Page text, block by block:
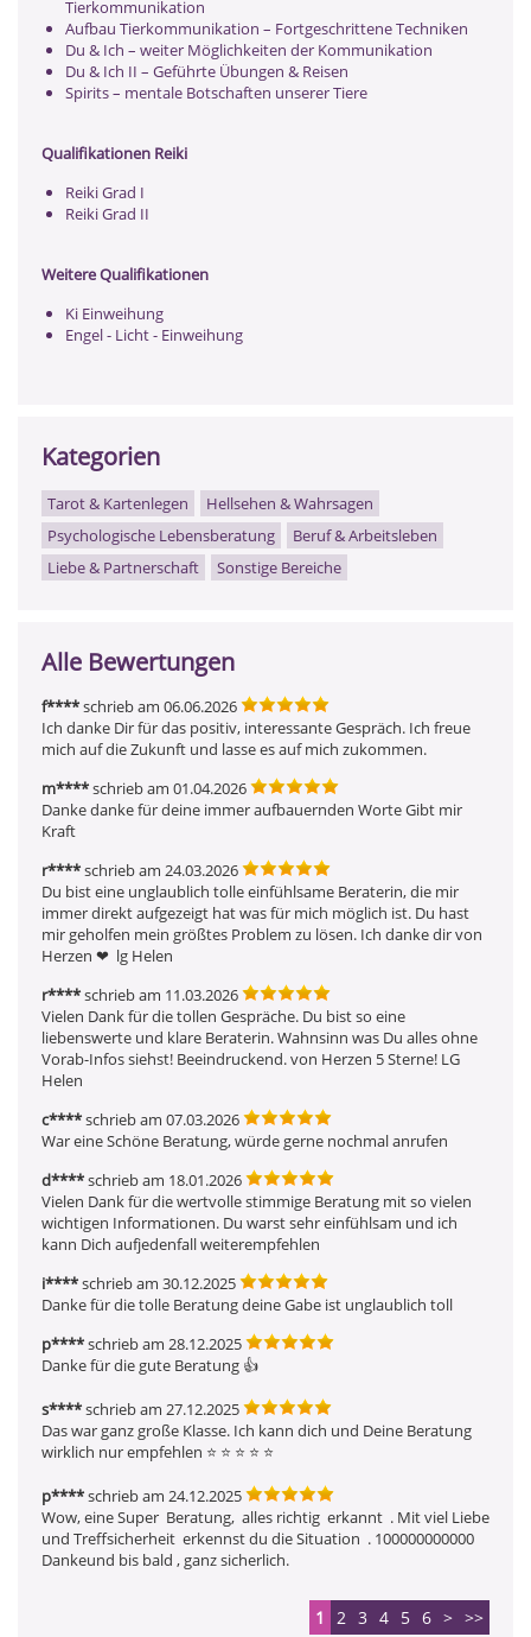
Tierkommunikation
Aufbau Tierkommunikation – Fortgeschrittene Techniken
Du & Ich – weiter Möglichkeiten der Kommunikation
Du & Ich II – Geführte Übungen & Reisen
Spirits – mentale Botschaften unserer Tiere
Qualifikationen Reiki
Reiki Grad I
Reiki Grad II
Weitere Qualifikationen
Ki Einweihung
Engel - Licht - Einweihung
Kategorien
Tarot & Kartenlegen
Hellsehen & Wahrsagen
Psychologische Lebensberatung
Beruf & Arbeitsleben
Liebe & Partnerschaft
Sonstige Bereiche
Alle Bewertungen
f****schrieb am 06.06.2026
Ich danke Dir für das positiv, interessante Gespräch. Ich freue
mich auf die Zukunft und lasse es auf mich zukommen.
m****schrieb am 01.04.2026
Danke danke für deine immer aufbauernden Worte Gibt mir
Kraft
r****schrieb am 24.03.2026
Du bist eine unglaublich tolle einfühlsame Beraterin, die mir
immer direkt aufgezeigt hat was für mich möglich ist. Du hast
mir geholfen mein größtes Problem zu lösen. Ich danke dir von
Herzen ❤ ️ lg Helen
r****schrieb am 11.03.2026
Vielen Dank für die tollen Gespräche. Du bist so eine
liebenswerte und klare Beraterin. Wahnsinn was Du alles ohne
Vorab-Infos siehst! Beeindruckend. von Herzen 5 Sterne! LG
Helen
c****schrieb am 07.03.2026
War eine Schöne Beratung, würde gerne nochmal anrufen
d****schrieb am 18.01.2026
Vielen Dank für die wertvolle stimmige Beratung mit so vielen
wichtigen Informationen. Du warst sehr einfühlsam und ich
kann Dich aufjedenfall weiterempfehlen
i****schrieb am 30.12.2025
Danke für die tolle Beratung deine Gabe ist unglaublich toll
p****schrieb am 28.12.2025
Danke für die gute Beratung 👍
s****schrieb am 27.12.2025
Das war ganz große Klasse. Ich kann dich und Deine Beratung
wirklich nur empfehlen ⭐ ️⭐ ️⭐ ️⭐ ️⭐ ️
p****schrieb am 24.12.2025
Wow, eine Super  Beratung,  alles richtig  erkannt  . Mit viel Liebe
und Treffsicherheit  erkennst du die Situation  . 100000000000
Dankeund bis bald , ganz sicherlich.
1 2 3 4 5 6 > >>